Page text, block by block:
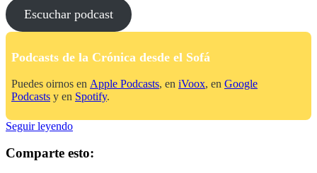
Escuchar podcast
Podcasts de la Crónica desde el Sofá
Puedes oirnos en Apple Podcasts, en iVoox, en Google
Podcasts y en Spotify.
Seguir leyendoNo
Tires
Comparte esto: